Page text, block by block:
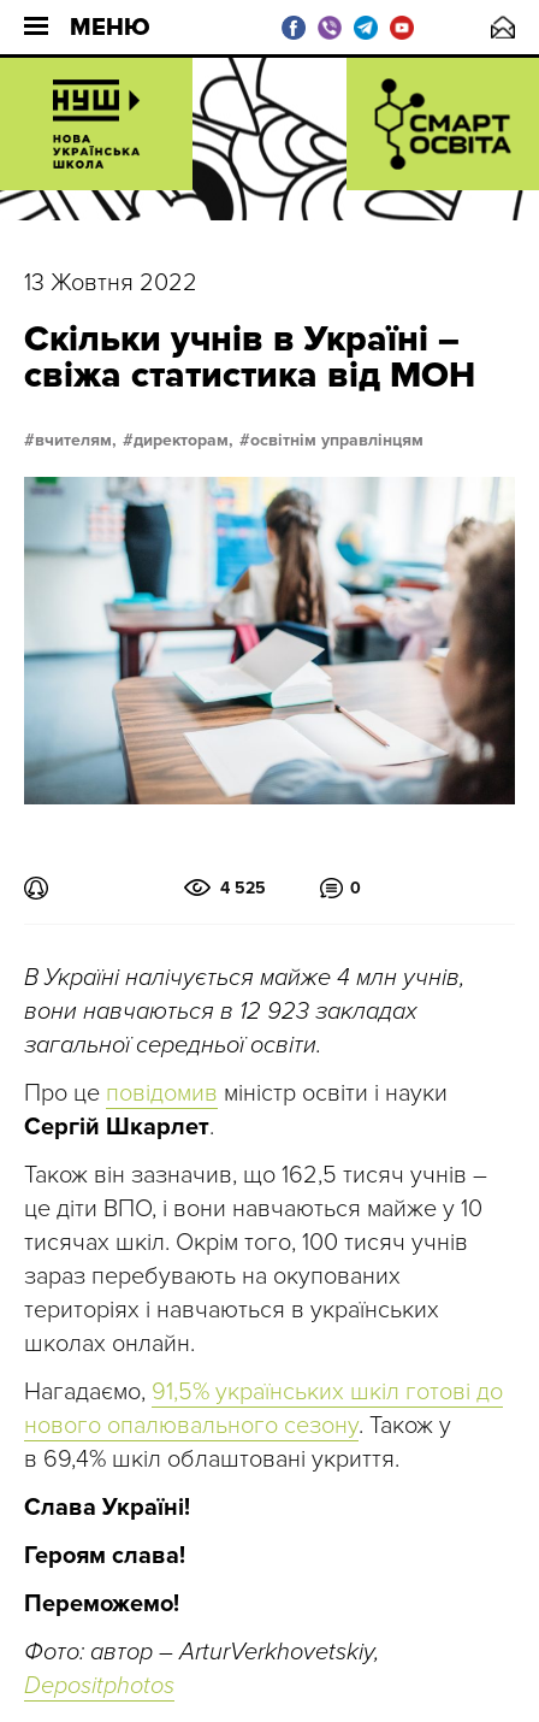
МЕНЮ
13 Жовтня 2022
Скільки учнів в Україні –
свіжа статистика від МОН
вчителям, директорам, освітнім управлінцям
4 525 0
В Україні налічується майже 4 млн учнів,
вони навчаються в 12 923 закладах
загальної середньої освіти.
Про це повідомив міністр освіти і науки
Сергій Шкарлет.
Також він зазначив, що 162,5 тисяч учнів –
це діти ВПО, і вони навчаються майже у 10
тисячах шкіл. Окрім того, 100 тисяч учнів
зараз перебувають на окупованих
територіях і навчаються в українських
школах онлайн.
Нагадаємо, 91,5% українських шкіл готові до
нового опалювального сезону. Також у
в 69,4% шкіл облаштовані укриття.
Слава Україні!
Героям слава!
Переможемо!
Фото: автор – ArturVerkhovetskiy,
Depositphotos